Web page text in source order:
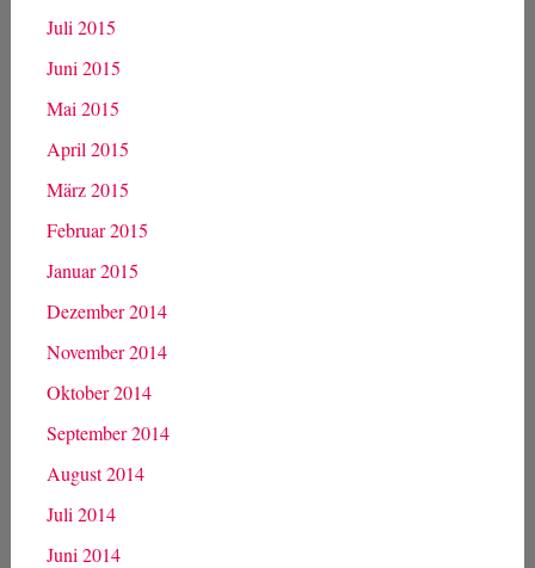
Juli 2015
Juni 2015
Mai 2015
April 2015
März 2015
Februar 2015
Januar 2015
Dezember 2014
November 2014
Oktober 2014
September 2014
August 2014
Juli 2014
Juni 2014